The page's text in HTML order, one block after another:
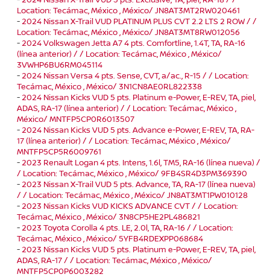
Location: Tecámac, México , México/ JN8AT3MT2RW020461
-2024 Nissan X-Trail VUD PLATINUM PLUS CVT 2.2 LTS 2 ROW / /
Location: Tecámac, México , México/ JN8AT3MT8RW012056
-2024 Volkswagen Jetta A7 4 pts. Comfortline, 1.4T, TA, RA-16
(línea anterior) / / Location: Tecámac, México , México/
3VWHP6BU6RM045114
-2024 Nissan Versa 4 pts. Sense, CVT, a/ac., R-15 / / Location:
Tecámac, México , México/ 3N1CN8AE0RL822338
-2024 Nissan Kicks VUD 5 pts. Platinum e-Power, E-REV, TA, piel,
ADAS, RA-17 (línea anterior) / / Location: Tecámac, México ,
México/ MNTFP5CP0R6013507
-2024 Nissan Kicks VUD 5 pts. Advance e-Power, E-REV, TA, RA-
17 (línea anterior) / / Location: Tecámac, México , México/
MNTFP5CP5R6009761
-2023 Renault Logan 4 pts. Intens, 1.6l, TM5, RA-16 (línea nueva) /
/ Location: Tecámac, México , México/ 9FB4SR4D3PM369390
-2023 Nissan X-Trail VUD 5 pts. Advance, TA, RA-17 (línea nueva)
/ / Location: Tecámac, México , México/ JN8AT3MT1PW010128
-2023 Nissan Kicks VUD KICKS ADVANCE CVT / / Location:
Tecámac, México , México/ 3N8CP5HE2PL486821
-2023 Toyota Corolla 4 pts. LE, 2.0l, TA, RA-16 / / Location:
Tecámac, México , México/ 5YFB4RDEXPP068684
-2023 Nissan Kicks VUD 5 pts. Platinum e-Power, E-REV, TA, piel,
ADAS, RA-17 / / Location: Tecámac, México , México/
MNTFP5CP0P6003282